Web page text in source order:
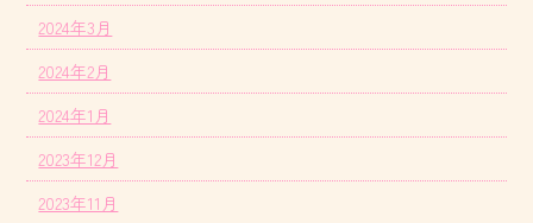
2024年3月
2024年2月
2024年1月
2023年12月
2023年11月